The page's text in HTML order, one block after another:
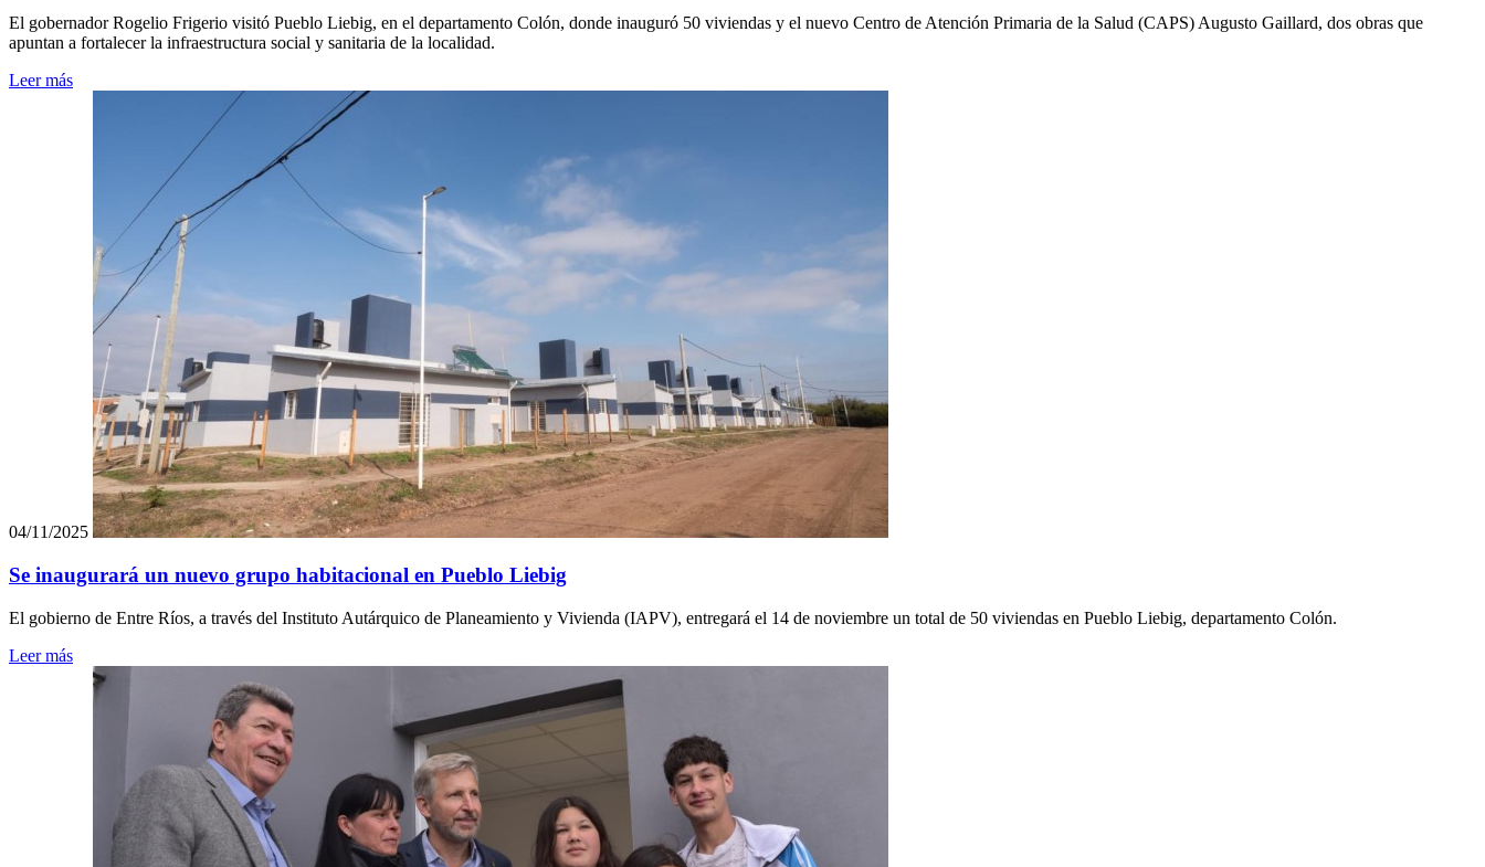
El gobernador Rogelio Frigerio visitó Pueblo Liebig, en el departamento Colón, donde inauguró 50 viviendas y el nuevo Centro de Atención Primaria de la Salud (CAPS) Augusto Gaillard, dos obras que
apuntan a fortalecer la infraestructura social y sanitaria de la localidad.
Leer más
04/11/2025
Se inaugurará un nuevo grupo habitacional en Pueblo Liebig
El gobierno de Entre Ríos, a través del Instituto Autárquico de Planeamiento y Vivienda (IAPV), entregará el 14 de noviembre un total de 50 viviendas en Pueblo Liebig, departamento Colón.
Leer más